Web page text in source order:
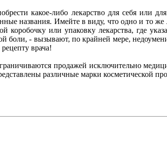
какое-либо лекарство для себя или
названия. Имейте в виду, что одно и то
коробочку или упаковку лекарства, где
боли, - вызывают, по крайней мере,
врача!
продажей исключительно
различные марки косметической